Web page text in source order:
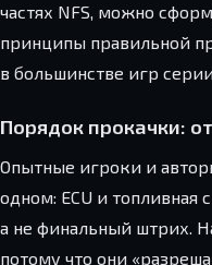
частях NFS, можно
принципы правильной
в большинстве игр
Порядок прокачки:
Опытные игроки и
одном: ECU и топливная
а не финальный штрих.
потому что они